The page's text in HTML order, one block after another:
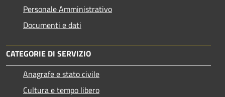
Personale Amministrativo
Documenti e dati
CATEGORIE DI SERVIZIO
Anagrafe e stato civile
Cultura e tempo libero